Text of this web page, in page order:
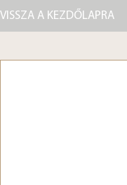
VISSZA A KEZDŐLAPRA